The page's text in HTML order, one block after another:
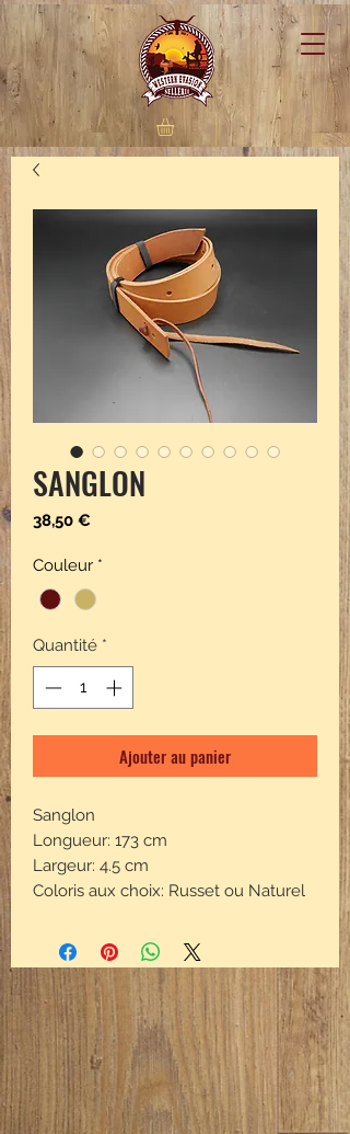
SANGLON
38,50 €Prix
Couleur *
Quantité *
Ajouter au panier
Sanglon
Longueur: 173 cm
Largeur: 4.5 cm
Coloris aux choix: Russet ou Naturel